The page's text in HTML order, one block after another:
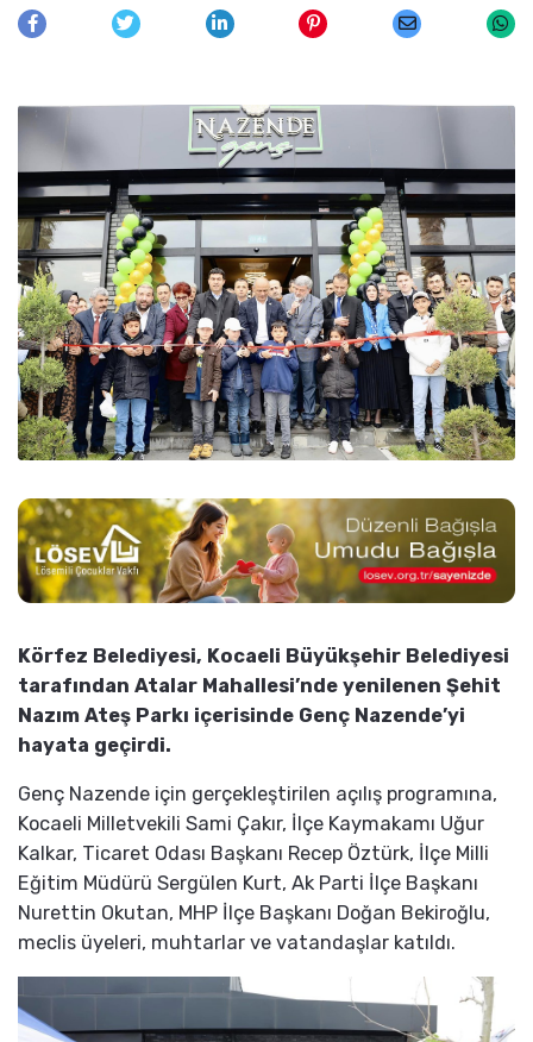
Körfez Belediyesi, Kocaeli Büyükşehir Belediyesi
tarafından Atalar Mahallesi’nde yenilenen Şehit
Nazım Ateş Parkı içerisinde Genç Nazende’yi
hayata geçirdi.
Genç Nazende için gerçekleştirilen açılış programına,
Kocaeli Milletvekili Sami Çakır, İlçe Kaymakamı Uğur
Kalkar, Ticaret Odası Başkanı Recep Öztürk, İlçe Milli
Eğitim Müdürü Sergülen Kurt, Ak Parti İlçe Başkanı
Nurettin Okutan, MHP İlçe Başkanı Doğan Bekiroğlu,
meclis üyeleri, muhtarlar ve vatandaşlar katıldı.